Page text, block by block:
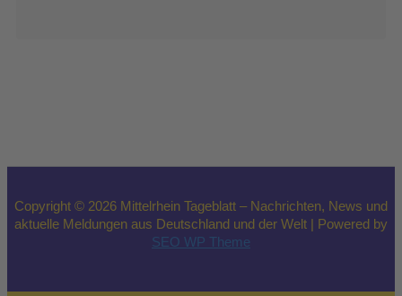
Copyright © 2026 Mittelrhein Tageblatt – Nachrichten, News und
aktuelle Meldungen aus Deutschland und der Welt | Powered by
SEO WP Theme